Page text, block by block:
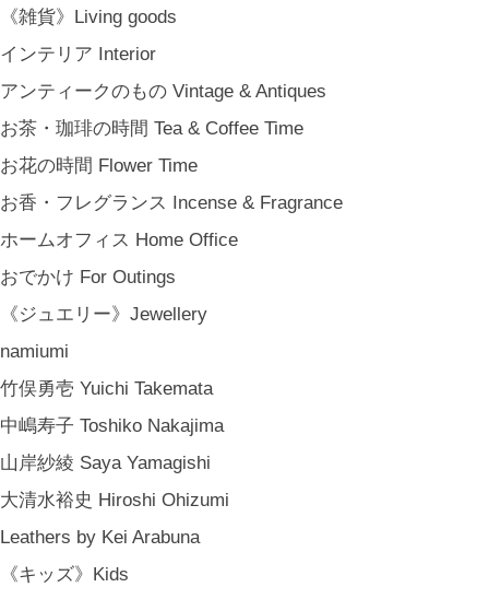
《雑貨》Living goods
インテリア Interior
アンティークのもの Vintage & Antiques
お茶・珈琲の時間 Tea & Coffee Time
お花の時間 Flower Time
お香・フレグランス Incense & Fragrance
ホームオフィス Home Office
おでかけ For Outings
《ジュエリー》Jewellery
namiumi
竹俣勇壱 Yuichi Takemata
中嶋寿子 Toshiko Nakajima
山岸紗綾 Saya Yamagishi
大清水裕史 Hiroshi Ohizumi
Leathers by Kei Arabuna
《キッズ》Kids